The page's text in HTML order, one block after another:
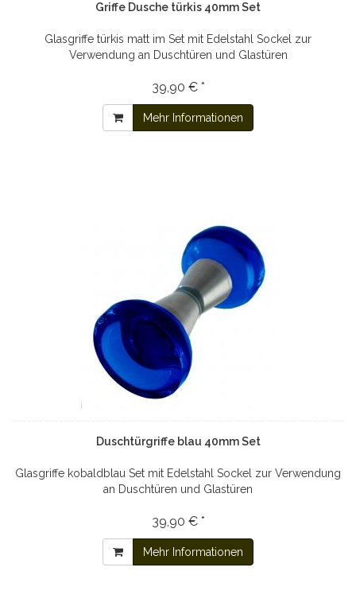
Griffe Dusche türkis 40mm Set
Glasgriffe türkis matt im Set mit Edelstahl Sockel zur
Verwendung an Duschtüren und Glastüren
39,90 € *
Mehr Informationen
Duschtürgriffe blau 40mm Set
Glasgriffe kobaldblau Set mit Edelstahl Sockel zur Verwendung
an Duschtüren und Glastüren
39,90 € *
Mehr Informationen